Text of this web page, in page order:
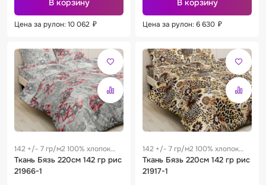
В корзину
Цена за рулон: 10 062 ₽
В корзину
Цена за рулон: 6 630 ₽
142 +/- 7 гр/м2 100% хлопок
0.29 м
Ткань Бязь 220см 142 гр рис
21966-1
142 +/- 7 гр/м2 100% хлопок
0.29 м
Ткань Бязь 220см 142 гр рис
21917-1